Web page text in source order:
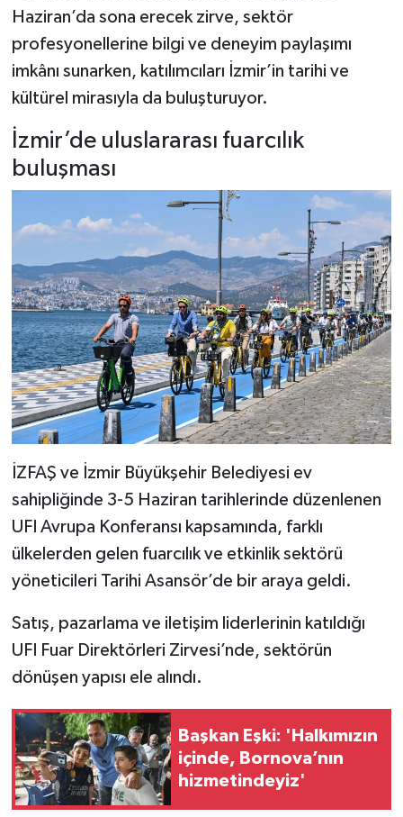
Haziran’da sona erecek zirve, sektör
profesyonellerine bilgi ve deneyim paylaşımı
imkânı sunarken, katılımcıları İzmir’in tarihi ve
kültürel mirasıyla da buluşturuyor.
İzmir’de uluslararası fuarcılık
buluşması
İZFAŞ ve İzmir Büyükşehir Belediyesi ev
sahipliğinde 3-5 Haziran tarihlerinde düzenlenen
UFI Avrupa Konferansı kapsamında, farklı
ülkelerden gelen fuarcılık ve etkinlik sektörü
yöneticileri Tarihi Asansör’de bir araya geldi.
Satış, pazarlama ve iletişim liderlerinin katıldığı
UFI Fuar Direktörleri Zirvesi’nde, sektörün
dönüşen yapısı ele alındı.
Başkan Eşki: 'Halkımızın
içinde, Bornova’nın
hizmetindeyiz'